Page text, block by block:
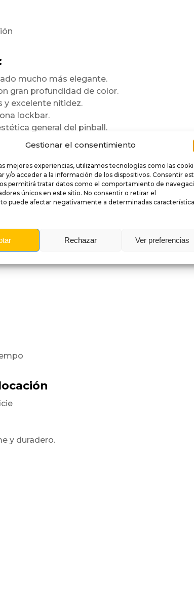
Gestionar el consentimiento
mejores experiencias, utilizamos tecnologías como las
y/o acceder a la información de los dispositivos. Consentir
permitirá tratar datos como el comportamiento de
únicos en este sitio. No consentir o retirar el
puede afectar negativamente a determinadas
Rechazar Ver preferencias
mucho más elegante.
gran profundidad de color.
excelente nitidez.
lockbar.
general del pinball.
y duradero.